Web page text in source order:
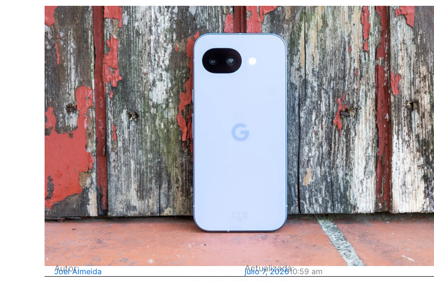
Autor:
Joel Almeida Actualizada:
julio 7, 202610:59 am